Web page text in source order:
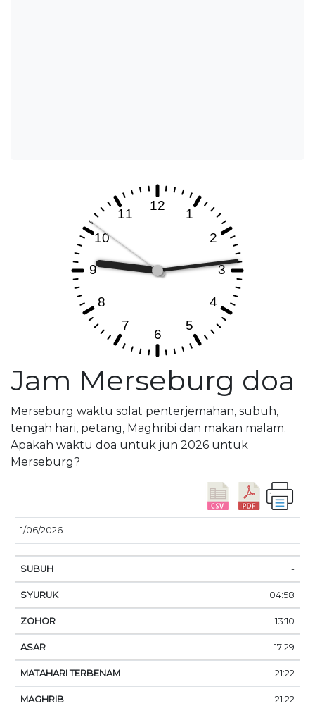
Jam Merseburg doa
Merseburg waktu solat penterjemahan, subuh,
tengah hari, petang, Maghribi dan makan malam.
Apakah waktu doa untuk jun 2026 untuk
Merseburg?
TARIKH SUBUH SYURUK ZOHOR ASAR
1/06/2026
-
04:58
13:10
17:29
21:22
21:22